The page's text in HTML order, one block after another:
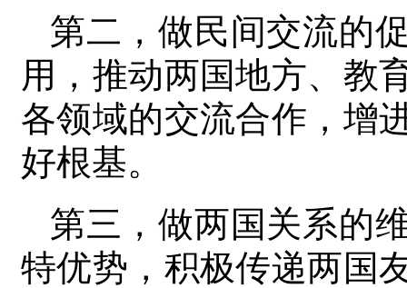
第二，做民间交流的
用，推动两国地方、教
各领域的交流合作，增
好根基。
第三，做两国关系的
特优势，积极传递两国